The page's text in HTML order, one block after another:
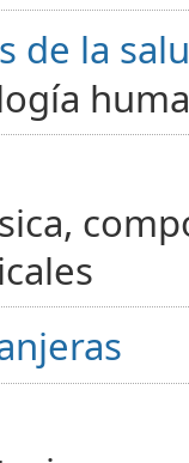
de la